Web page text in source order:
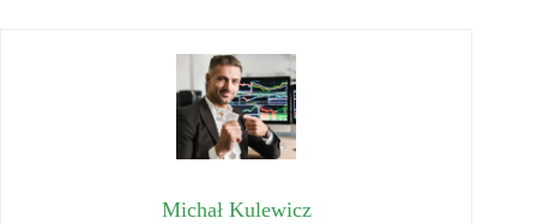
Michał Kulewicz